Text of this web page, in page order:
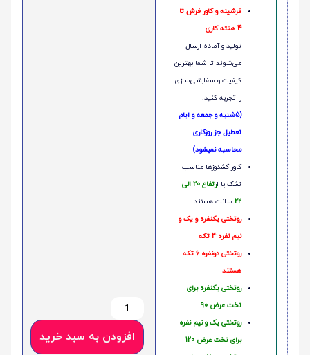
فرشینه و کاور فرش تا
4 هفته کاری
تولید و آماده ارسال
می‌شوند تا شما بهترین
کیفیت و سفارشی‌سازی
را تجربه کنید.
(5شنبه و جمعه و ایام
تعطیل جز روزکاری
محاسبه نمیشود)
کاور کشدوزها مناسب
تشک با ا
رتفاع 20 الی
22 سانت هستند
روتختی یکنفره و یک و
نیم نفره 4 تکه
روتختی دونفره 6 تکه
هستند
روتختی یکنفره برای
تخت عرض 90
روتختی یک و نیم نفره
برای تخت عرض 120
افزودن به سبد خرید